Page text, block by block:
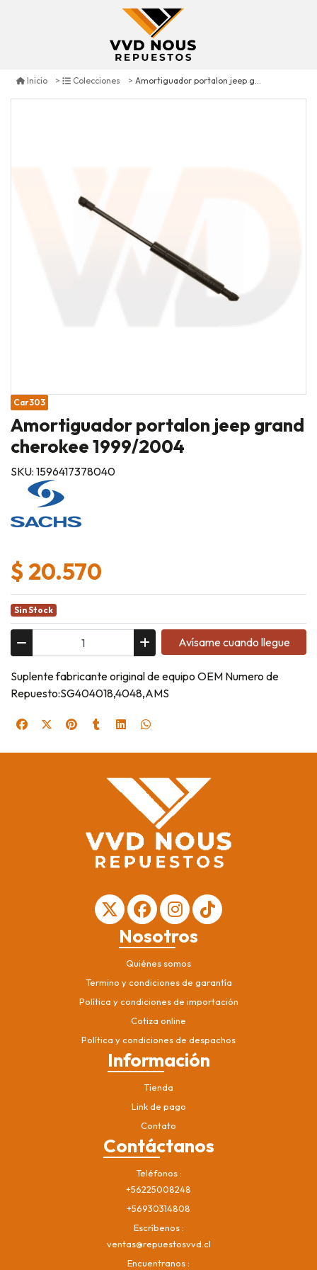
Inicio Colecciones Amortiguador portalon jeep grand cherokee 1999/2004
Car303
Amortiguador portalon jeep grand
cherokee 1999/2004
SKU: 1596417378040
$ 20.570
Sin Stock
Avísame cuando llegue
Suplente fabricante original de equipo OEM Numero de
Repuesto:SG404018,4048,AMS
Nosotros
Quiénes somos
Termino y condiciones de garantía
Política y condiciones de importación
Cotiza online
Política y condiciones de despachos
Información
Tienda
Link de pago
Contato
Contáctanos
Teléfonos
+56225008248
+56930314808
Escríbenos
ventas@repuestosvvd.cl
Encuentranos